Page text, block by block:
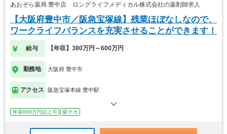
あおぞら薬局 豊中店 ロングライフメディカル株式会社の薬剤師求人
【大阪府豊中市／阪急宝塚線】残業ほぼなしなので、
ワークライフバランスを充実させることができます！
給与 【年収】380万円～600万円
勤務地 大阪府 豊中市
アクセス 阪急宝塚本線 豊中駅
年収600万円以上可 駅チカ